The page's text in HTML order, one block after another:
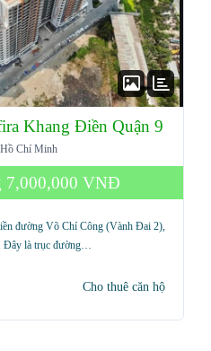
Khang Điền Quận 9
Chí Minh
7,000,000 VNĐ
đường Võ Chí Công (Vành Đai 2),
Đây là trục đường…
Cho thuê căn hộ